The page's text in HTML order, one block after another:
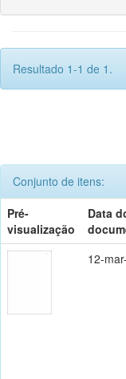
Resultado 1-1 de 1.
Conjunto de itens:
Pré-
visualização
Data
12-